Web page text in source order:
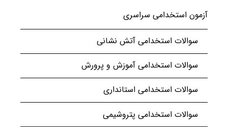
آزمون استخدامی سراسری
سوالات استخدامی آتش نشانی
سوالات استخدامی آموزش و پرورش
سوالات استخدامی استانداری
سوالات استخدامی پتروشیمی